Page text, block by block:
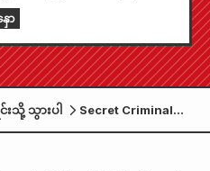
တ် Monthly Comic
ေ့တွင် ရောင်းချပေးပါ
ာ
းသို့ သွားပါ
Secret Criminal
Group မှ "Real-Life